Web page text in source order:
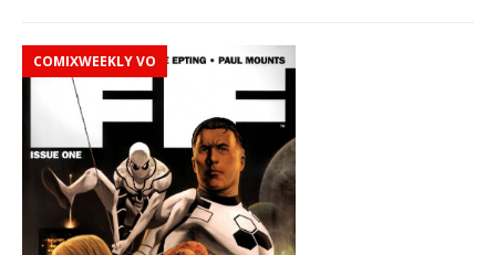
COMIXWEEKLY VO